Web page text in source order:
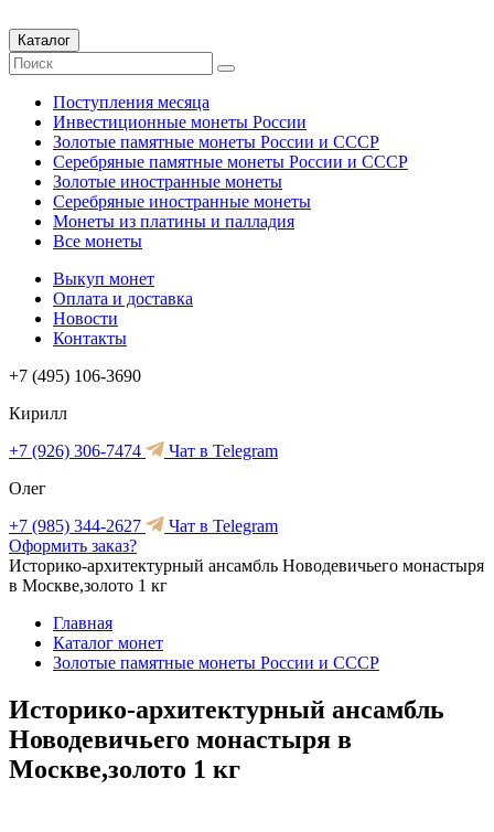
Каталог
Поступления месяца
Инвестиционные монеты России
Золотые памятные монеты России и СССР
Серебряные памятные монеты России и СССР
Золотые иностранные монеты
Серебряные иностранные монеты
Монеты из платины и палладия
Все монеты
Выкуп монет
Оплата и доставка
Новости
Контакты
+7 (495) 106-3690
Кирилл
+7 (926) 306-7474
Чат в Telegram
Олег
+7 (985) 344-2627
Чат в Telegram
Оформить заказ?
Историко-архитектурный ансамбль Новодевичьего монастыря
в Москве,золото 1 кг
Главная
Каталог монет
Золотые памятные монеты России и СССР
Историко-архитектурный ансамбль
Новодевичьего монастыря в
Москве,золото 1 кг